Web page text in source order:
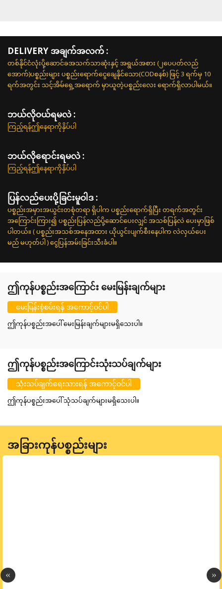
DELIVERY အချက်အလက် :
တစ်နိုင်ငံလုံးပို့ဆောင်ခအသက်သာဆုံးနှင့် အရွယ်အစား (၂ပေပတ်လည်
အောက်)ပစ္စည်းများ ပစ္စည်းရောက်ငွေချေနိုင်သော(CODစနစ်) ဖြင့် 3 ရက်မှ 10
ရက်အတွင်း သင့်အိမ်ရှေ့အရောက် မှာယူတဲ့ပစ္စည်းလေး ရောက်ရှိလာပါမယ်။
ဘယ်လို၀ယ်ရမလဲ :
ကြည့်ရန်ဤနေရာကိုနှိပ်ပါ
ဘယ်လိုရောင်းရမလဲ :
ကြည့်ရန်ဤနေရာကိုနှိပ်ပါ
ပြန်လည်ပေးပို့ခြင်းမူဝါဒ :
ပစ္စည်းအမှားအယွင်းတစုံတရာ ရှိပါက ပစ္စည်းရောက်ရှိပြီး တရက်အတွင်း
အကြောင်းကြား၍ ပစ္စည်းပြန်လည်ပို့ဆောင်ပေးလျှင် အသစ်ပြန်လဲ ပေးမှာဖြစ်
ပါတယ်။ ( ပစ္စည်းအသစ်အနေအထား ယိုယွင်းပျက်စီးနေပါက လဲလှယ်ပေး
မည် မဟုတ်ပါ ) ငွေပြန်အမ်းခြင်းသီးခံပါ။
ဤကုန်ပစ္စည်းအကြောင်း မေးမြန်းချက်များ
မေးမြန်းစုံစမ်းရန် အကောင့်ဝင်ပါ
ဤကုန်ပစ္စည်းအပေါ် မေးမြန်းချက်များမရှိသေးပါ။
ဤကုန်ပစ္စည်းအကြောင်းသုံးသပ်ချက်များ
သုံးသပ်ချက်ရေးသားရန် အကောင့်ဝင်ပါ
ဤကုန်ပစ္စည်းအပေါ် သုံသပ်ချက်များမရှိသေးပါ။
အခြားကုန်ပစ္စည်းများ